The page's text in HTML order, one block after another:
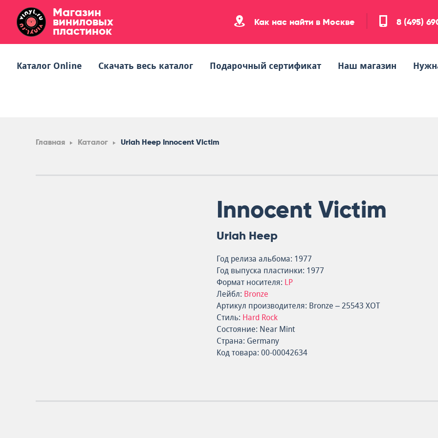
Магазин
виниловых
пластинок
Как нас найти в Москве 8 (495)
Каталог Online Скачать весь каталог Подарочный сертификат Наш магазин
Главная Каталог Uriah Heep Innocent Victim
Innocent Victim
Uriah Heep
Год релиза альбома: 1977
Год выпуска пластинки: 1977
Формат носителя: LP
Лейбл: Bronze
Артикул производителя: Bronze – 25543 XOT
Стиль: Hard Rock
Состояние: Near Mint
Страна: Germany
Код товара: 00-00042634